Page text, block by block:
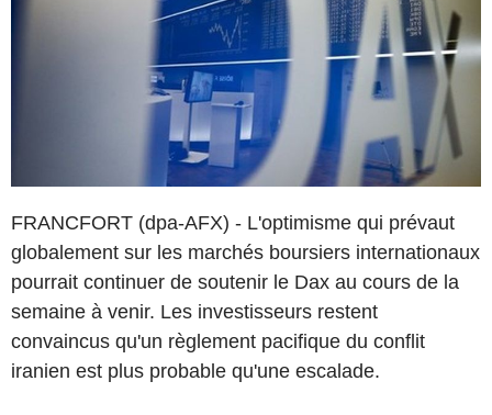
FRANCFORT (dpa-AFX) - L'optimisme qui prévaut
globalement sur les marchés boursiers internationaux
pourrait continuer de soutenir le Dax au cours de la
semaine à venir. Les investisseurs restent
convaincus qu'un règlement pacifique du conflit
iranien est plus probable qu'une escalade.